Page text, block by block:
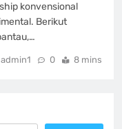
konvensional
Berikut
admin1 0 8 mins